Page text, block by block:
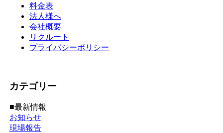
料金表
法人様へ
会社概要
リクルート
プライバシーポリシー
カテゴリー
■最新情報
お知らせ
現場報告